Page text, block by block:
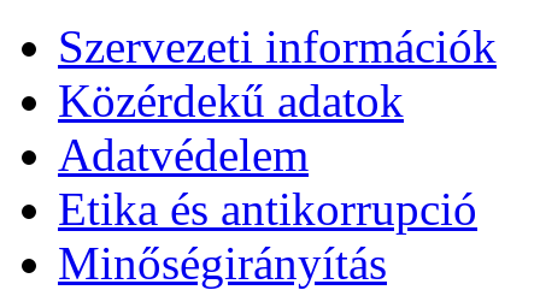
Szervezeti információk
Közérdekű adatok
Adatvédelem
Etika és antikorrupció
Minőségirányítás